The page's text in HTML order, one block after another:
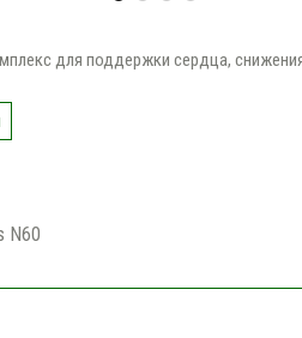
для поддержки сердца,
N60